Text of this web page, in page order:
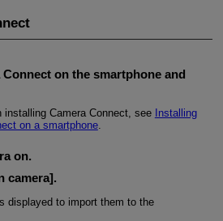
Connect on the smartphone and
installing Camera Connect, see Installing
on a smartphone.
on.
camera].
displayed to import them to the